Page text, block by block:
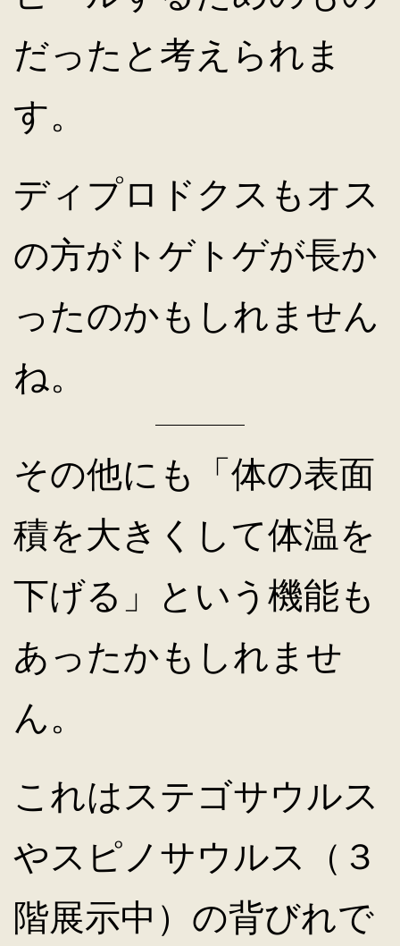
だったと考えられま
す。
ディプロドクスもオス
の方がトゲトゲが長か
ったのかもしれません
ね。
その他にも「体の表面
積を大きくして体温を
下げる」という機能も
あったかもしれませ
ん。
これはステゴサウルス
やスピノサウルス（３
階展示中）の背びれで